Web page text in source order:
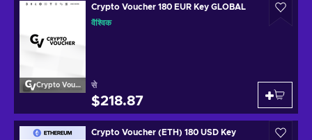
Crypto Voucher
Crypto Voucher 180 EUR Key GLOBAL
वैश्विक
से
$218.87
Crypto Voucher (ETH) 180 USD Key